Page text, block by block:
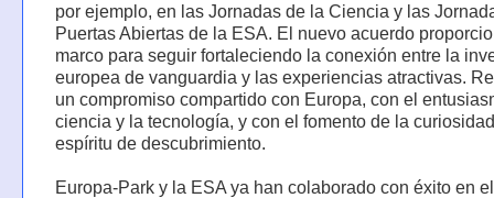
por ejemplo, en las Jornadas de la Ciencia y las
Puertas Abiertas de la ESA. El nuevo acuerdo
marco para seguir fortaleciendo la conexión entre la
europea de vanguardia y las experiencias atractivas.
un compromiso compartido con Europa, con el
ciencia y la tecnología, y con el fomento de la
espíritu de descubrimiento.
Europa-Park y la ESA ya han colaborado con éxito en